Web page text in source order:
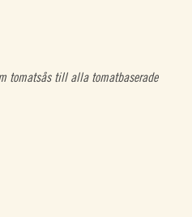
tomatsås till alla tomatbaserade